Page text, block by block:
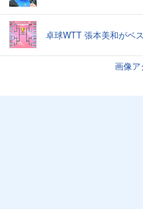
卓球WTT 張本美和がベ
画像ア